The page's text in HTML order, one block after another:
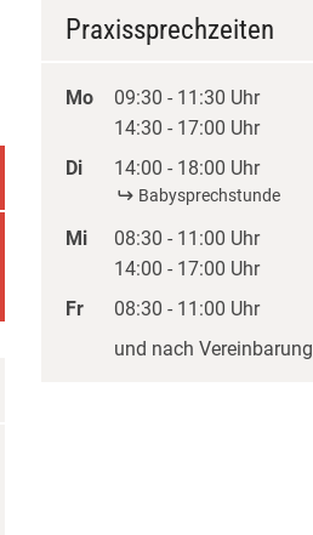
Praxissprechzeiten
Mo
09:30 - 11:30 Uhr
14:30 - 17:00 Uhr
Di
14:00 - 18:00 Uhr
Babysprechstunde
Mi
08:30 - 11:00 Uhr
14:00 - 17:00 Uhr
Fr
08:30 - 11:00 Uhr
und nach Vereinbarung